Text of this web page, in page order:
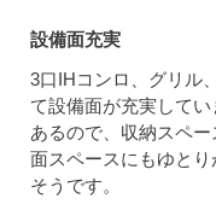
設備面充実
3口IHコンロ、グリル
て設備面が充実して
あるので、収納スペ
面スペースにもゆと
そうです。